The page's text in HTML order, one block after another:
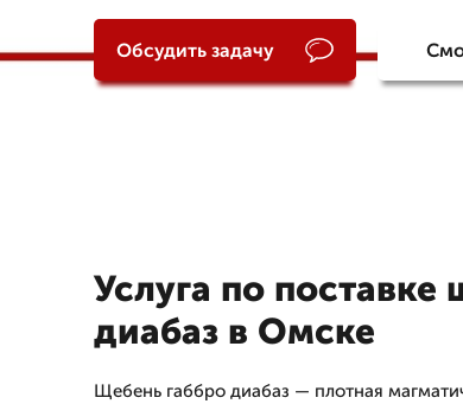
Обсудить задачу
Услуга по поставке
диабаз в Омске
Щебень габбро диабаз — плотная